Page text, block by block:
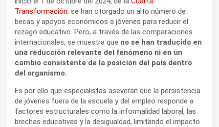
Transformación, se han otorgado un alto número de
becas y apoyos económicos a jóvenes para reducir el
rezago educativo. Pero, a través de las comparaciones
internacionales, se muestra que no se han traducido en
una reducción relevante del fenómeno ni en un
cambio consistente de la posición del país dentro
del organismo.
Es por ello que especialistas aseveran que la persistencia
de jóvenes fuera de la escuela y del empleo responde a
factores estructurales como la informalidad laboral, las
brechas educativas y la desigualdad, limitando el impacto